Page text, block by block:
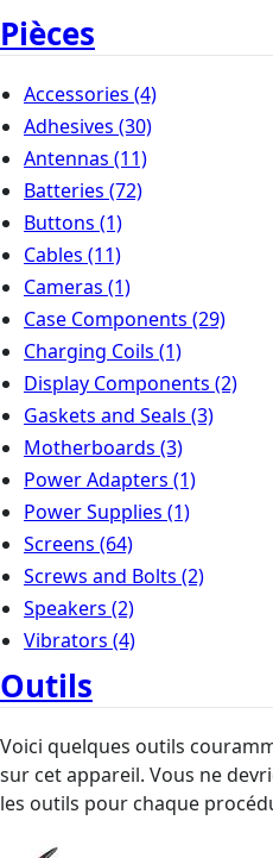
Pièces
Accessories (4)
Adhesives (30)
Antennas (11)
Batteries (72)
Buttons (1)
Cables (11)
Cameras (1)
Case Components (29)
Charging Coils (1)
Display Components (2)
Gaskets and Seals (3)
Motherboards (3)
Power Adapters (1)
Power Supplies (1)
Screens (64)
Screws and Bolts (2)
Speakers (2)
Vibrators (4)
Outils
Voici quelques outils
sur cet appareil. Vous ne
les outils pour chaque